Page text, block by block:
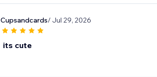
Cupsandcards/ Jul 29, 2026
its cute